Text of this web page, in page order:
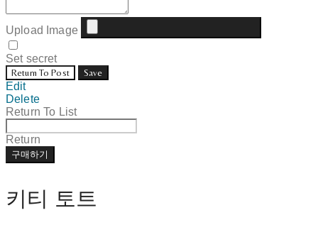
Upload Image
Set secret
Return To Post Save
Edit
Delete
Return To List
Return
구매하기
키티 토트